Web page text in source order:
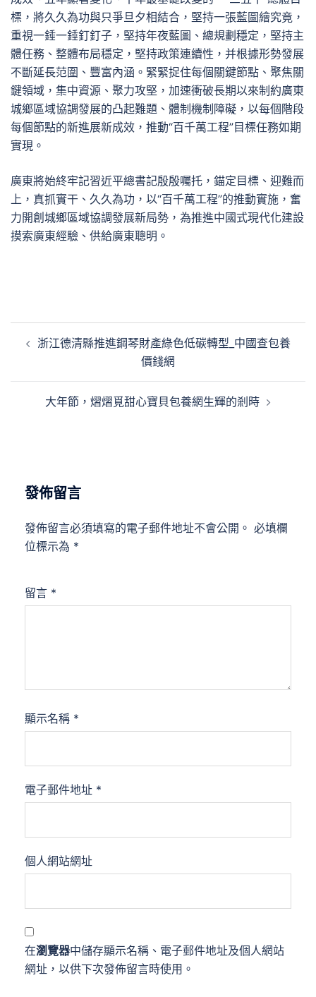
標，將久久為功與只爭旦夕相結合，堅持一張藍圖繪究竟，
重視一錘一錘釘釘子，堅持年夜藍圖、總規劃穩定，堅持主
體任務、整體布局穩定，堅持政策連續性，并根據形勢發展
不斷延長范圍、豐富內涵。緊緊捉住每個關鍵節點、聚焦關
鍵領域，集中資源、聚力攻堅，加速衝破長期以來制約廣東
城鄉區域協調發展的凸起難題、體制機制障礙，以每個階段
每個節點的新進展新成效，推動“百千萬工程”目標任務如期
實現。
廣東將始終牢記習近平總書記殷殷囑托，錨定目標、迎難而
上，真抓實干、久久為功，以“百千萬工程”的推動實施，奮
力開創城鄉區域協調發展新局勢，為推進中國式現代化建設
摸索廣東經驗、供給廣東聰明。
章
浙江德清縣推進鋼琴財產綠色低碳轉型_中國查包養
價錢網
大年節，熠熠覓甜心寶貝包養網生輝的剎時
發佈留言
發佈留言必須填寫的電子郵件地址不會公開。 必填欄
位標示為 *
留言 *
顯示名稱 *
電子郵件地址 *
個人網站網址
在瀏覽器中儲存顯示名稱、電子郵件地址及個人網站
網址，以供下次發佈留言時使用。